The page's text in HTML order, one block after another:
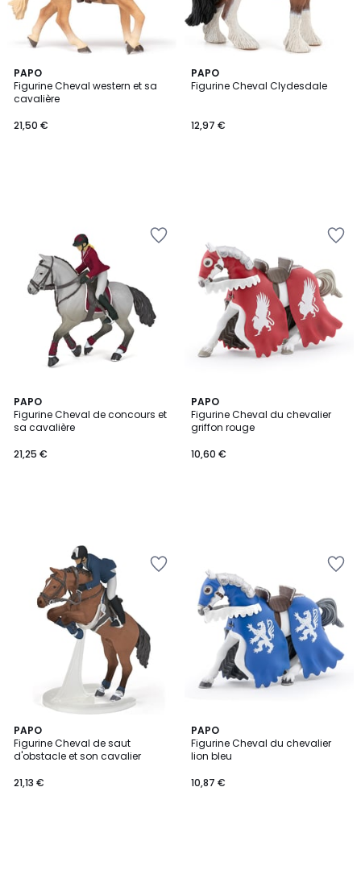
PAPO
Figurine Cheval western et sa
cavalière
21,50 €
PAPO
Figurine Cheval Clydesdale
12,97 €
PAPO
Figurine Cheval de concours et
sa cavalière
21,25 €
PAPO
Figurine Cheval du chevalier
griffon rouge
10,60 €
PAPO
Figurine Cheval de saut
d'obstacle et son cavalier
21,13 €
PAPO
Figurine Cheval du chevalier
lion bleu
10,87 €